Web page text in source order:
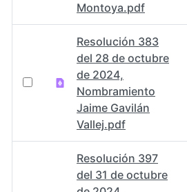
Montoya.pdf
Resolución 383
del 28 de octubre
de 2024,
Nombramiento
Jaime Gavilán
Vallej.pdf
Resolución 397
del 31 de octubre